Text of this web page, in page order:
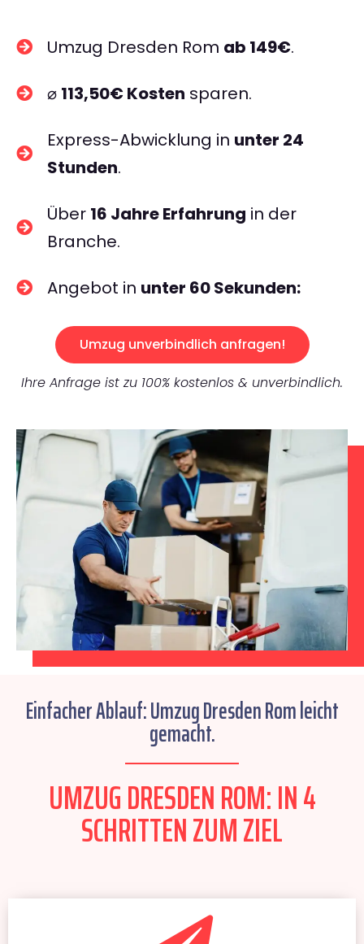
Umzug Dresden Rom ab 149€.
⌀ 113,50€ Kosten sparen.
Express-Abwicklung in unter 24
Stunden.
Über 16 Jahre Erfahrung in der
Branche.
Angebot in unter 60 Sekunden:
Umzug unverbindlich anfragen!
Ihre Anfrage ist zu 100% kostenlos & unverbindlich.
Einfacher Ablauf: Umzug Dresden Rom leicht
gemacht.
UMZUG DRESDEN ROM: IN 4
SCHRITTEN ZUM ZIEL